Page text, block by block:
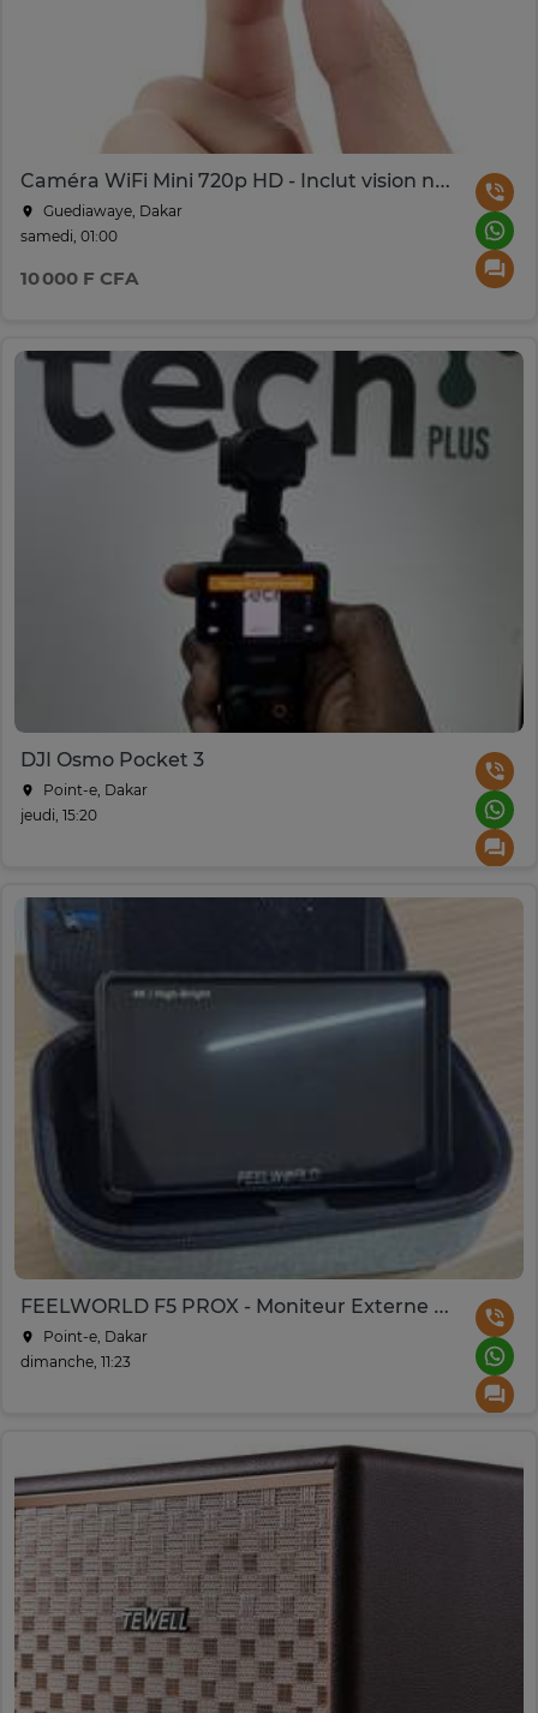
Caméra WiFi Mini 720p HD - Inclut vision nocturne
Guediawaye, Dakar
samedi, 01:00
10 000 F CFA
DJI Osmo Pocket 3
Point-e, Dakar
jeudi, 15:20
FEELWORLD F5 PROX - Moniteur Externe 4K High-Bright
Point-e, Dakar
dimanche, 11:23